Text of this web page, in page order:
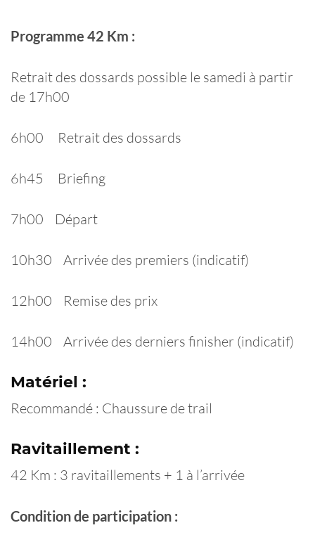
Programme 42 Km :
Retrait des dossards possible le samedi à partir
de 17h00
6h00 Retrait des dossards
6h45 Briefing
7h00 Départ
10h30 Arrivée des premiers (indicatif)
12h00 Remise des prix
14h00 Arrivée des derniers finisher (indicatif)
Matériel :
Recommandé : Chaussure de trail
Ravitaillement :
42 Km : 3 ravitaillements + 1 à l’arrivée
Condition de participation :